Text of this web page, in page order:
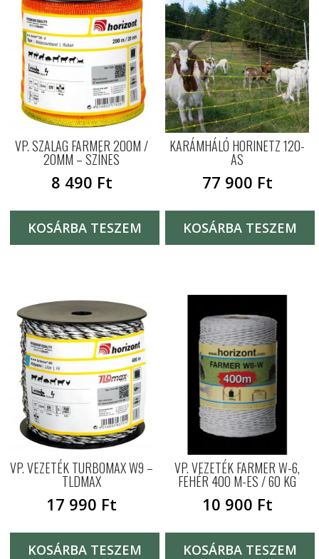
VP. SZALAG FARMER 200M /
20MM – SZÍNES
8 490 Ft
KOSÁRBA TESZEM
KARÁMHÁLÓ HORINETZ 120-
AS
77 900 Ft
KOSÁRBA TESZEM
VP. VEZETÉK TURBOMAX W9 –
TLDMAX
17 990 Ft
KOSÁRBA TESZEM
VP. VEZETÉK FARMER W-6,
FEHÉR 400 M-ES / 60 KG
10 900 Ft
KOSÁRBA TESZEM